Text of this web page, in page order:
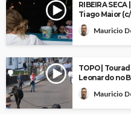
RIBEIRA
Tiago Maior
Mauricio
TOPO |
Leonardo no
Mauricio